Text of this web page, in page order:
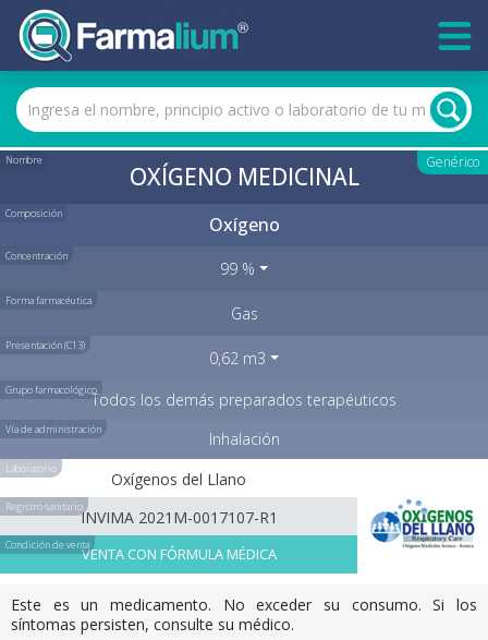
Nombre Genérico
OXÍGENO MEDICINAL
Composición Oxígeno
Concentración
99 %
Forma farmacéutica
Gas
Presentación (C13)
0,62 m3
Grupo farmacológicoTodos los demás preparados terapéuticos
Vía de administración Inhalación
Laboratorio
Oxígenos del Llano
Registro sanitario
INVIMA 2021M-0017107-R1
Condición de ventaVENTA CON FÓRMULA MÉDICA
Este es un medicamento. No exceder su consumo. Si los
síntomas persisten, consulte su médico.